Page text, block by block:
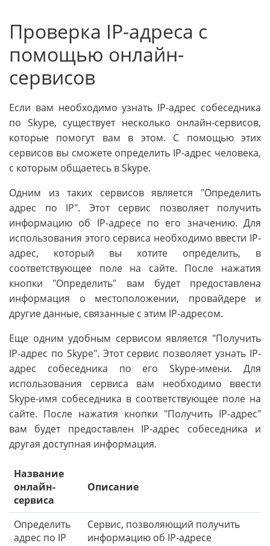
Проверка IP-адреса с
помощью онлайн-
сервисов
Если вам необходимо узнать IP-адрес собеседника
по Skype, существует несколько онлайн-сервисов,
которые помогут вам в этом. С помощью этих
сервисов вы сможете определить IP-адрес человека,
с которым общаетесь в Skype.
Одним из таких сервисов является "Определить
адрес по IP". Этот сервис позволяет получить
информацию об IP-адресе по его значению. Для
использования этого сервиса необходимо ввести IP-
адрес, который вы хотите определить, в
соответствующее поле на сайте. После нажатия
кнопки "Определить" вам будет предоставлена
информация о местоположении, провайдере и
другие данные, связанные с этим IP-адресом.
Еще одним удобным сервисом является "Получить
IP-адрес по Skype". Этот сервис позволяет узнать IP-
адрес собеседника по его Skype-имени. Для
использования сервиса вам необходимо ввести
Skype-имя собеседника в соответствующее поле на
сайте. После нажатия кнопки "Получить IP-адрес"
вам будет предоставлен IP-адрес собеседника и
другая доступная информация.
Название
онлайн-
сервиса
Описание
Определить
адрес по IP
Сервис, позволяющий получить
информацию об IP-адресе